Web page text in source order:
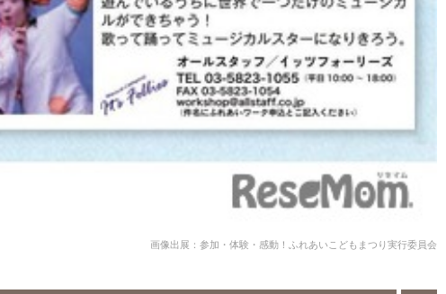
画像出展：参加・体験・感動！ふれあいこどもまつり実行委員会